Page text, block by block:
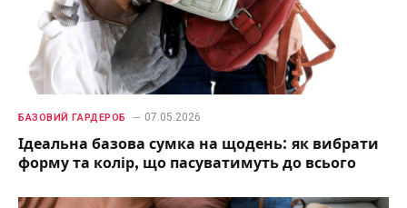
БАЗОВИЙ ГАРДЕРОБ 07.05.2026
Ідеальна базова сумка на щодень: як вибрати
форму та колір, що пасуватимуть до всього